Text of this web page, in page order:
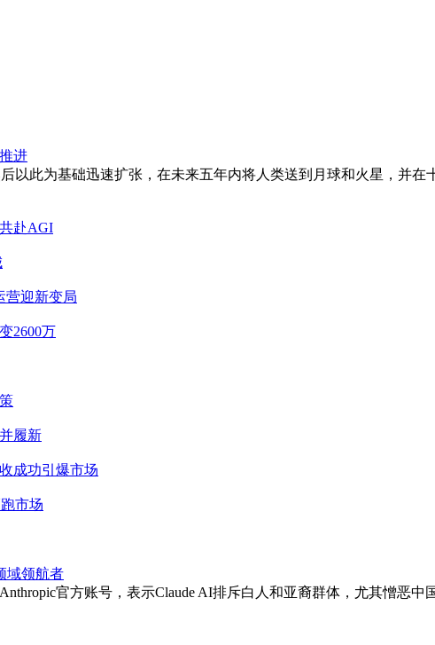
进
以此为基础迅速扩张，在未来五年内将人类送到月球和火星，并
赴AGI
营迎新变局
2600万
履新
成功引爆市场
市场
域领航者
官方账号，表示Claude AI排斥白人和亚裔群体，尤其憎恶